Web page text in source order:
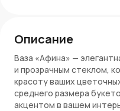
Описание
Ваза «Афина» —
и прозрачным стеклом,
красоту ваших
среднего размера
акцентом в вашем